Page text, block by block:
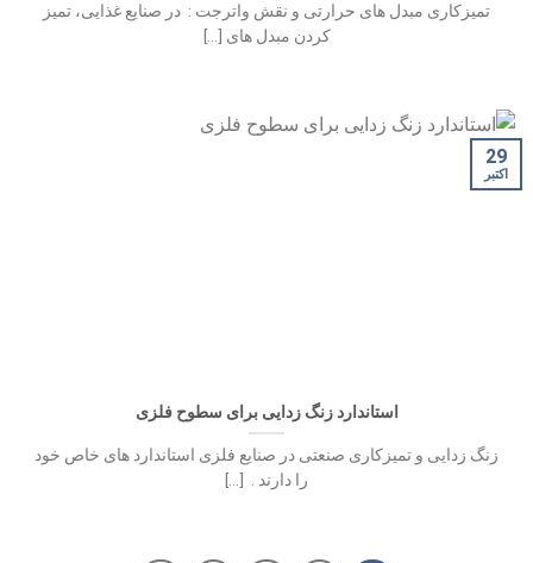
تمیزکاری مبدل های حرارتی و نقش واترجت : در صنایع غذایی، تمیز
کردن مبدل های [...]
استاندارد زنگ زدایی برای سطوح فلزی
زنگ زدایی و تمیزکاری صنعتی در صنایع فلزی استاندارد های خاص خود
را دارند . [...]
29
اکتبر